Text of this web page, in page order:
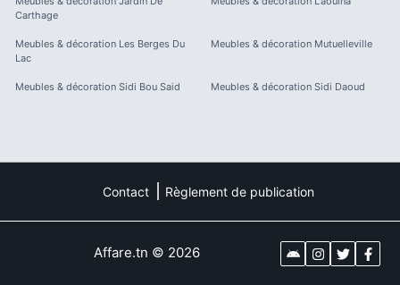
Carthage
Meubles & décoration Les Berges Du
Lac
Meubles & décoration Mutuelleville
Meubles & décoration Sidi Bou Said Meubles & décoration Sidi Daoud
Contact Règlement de publication
Affare.tn © 2026